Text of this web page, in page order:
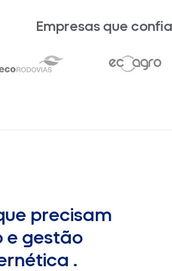
Empresas que
precisam
e gestão
.